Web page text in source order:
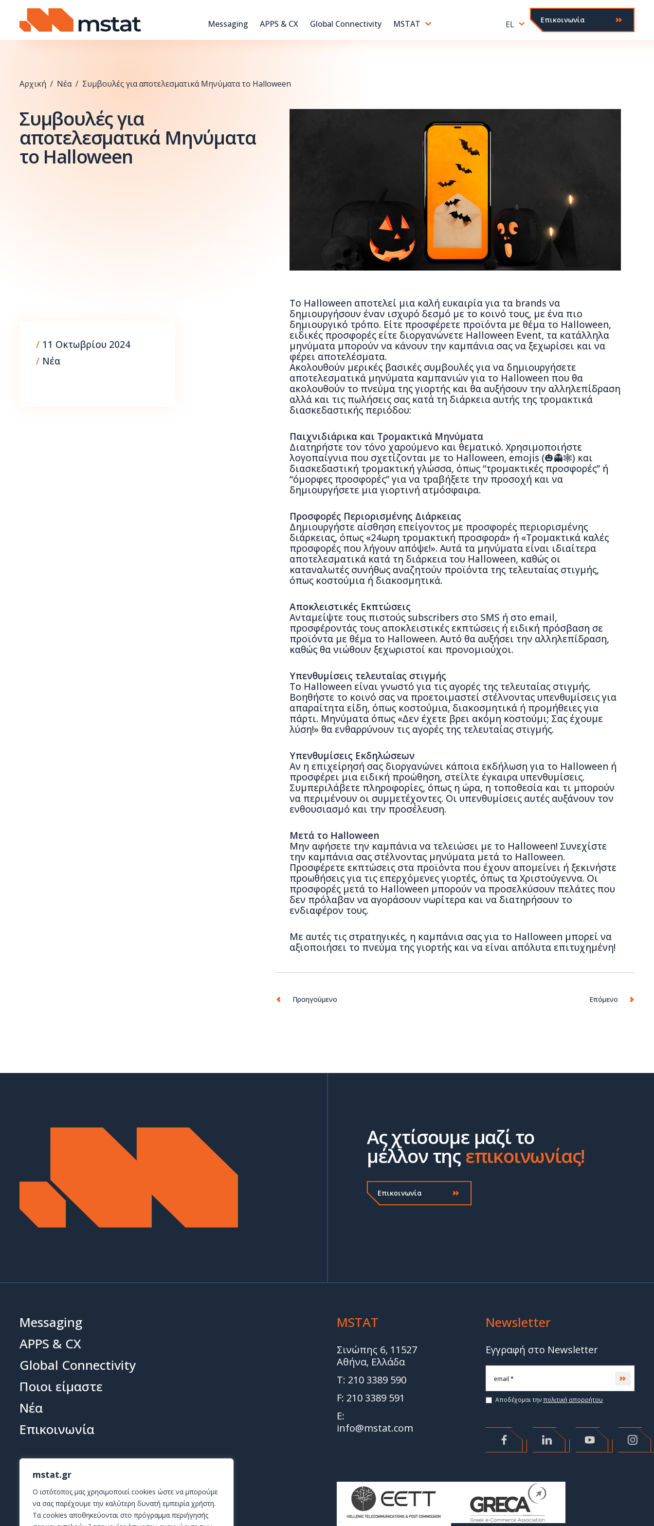
mstat.gr
O ιστότοπος μας χρησιμοποιεί cookies ώστε να μπορούμε
να σας παρέχουμε την καλύτερη δυνατή εμπειρία χρήστη.
Τα cookies αποθηκεύονται στο πρόγραμμα περιήγησής
Messaging
APPS & CX Global Connectivity MSTAT EL Επικοινωνία
Αρχική / Νέα / Συμβουλές για αποτελεσματικά Μηνύματα το Halloween
Συμβουλές για
αποτελεσματικά Μηνύματα
το Halloween
/ 11 Οκτωβρίου 20249 Σεπτεμβρίου 2025
/ Νέα
Το Halloween αποτελεί μια καλή ευκαιρία για τα brands να
δημιουργήσουν έναν ισχυρό δεσμό με το κοινό τους, με ένα πιο
δημιουργικό τρόπο. Είτε προσφέρετε προϊόντα με θέμα το Halloween,
ειδικές προσφορές είτε διοργανώνετε Halloween Event, τα κατάλληλα
μηνύματα μπορούν να κάνουν την καμπάνια σας να ξεχωρίσει και να
φέρει αποτελέσματα.
Ακολουθούν μερικές βασικές συμβουλές για να δημιουργήσετε
αποτελεσματικά μηνύματα καμπανιών για το Halloween που θα
ακολουθούν το πνεύμα της γιορτής και θα αυξήσουν την αλληλεπίδραση
αλλά και τις πωλήσεις σας κατά τη διάρκεια αυτής της τρομακτικά
διασκεδαστικής περιόδου:
Παιχνιδιάρικα και Τρομακτικά Μηνύματα
Διατηρήστε τον τόνο χαρούμενο και θεματικό. Χρησιμοποιήστε
λογοπαίγνια που σχετίζονται με το Halloween, emojis (🎃👻🕸️) και
διασκεδαστική τρομακτική γλώσσα, όπως “τρομακτικές προσφορές” ή
“όμορφες προσφορές” για να τραβήξετε την προσοχή και να
δημιουργήσετε μια γιορτινή ατμόσφαιρα.
Προσφορές Περιορισμένης Διάρκειας
Δημιουργήστε αίσθηση επείγοντος με προσφορές περιορισμένης
διάρκειας, όπως «24ωρη τρομακτική προσφορά» ή «Τρομακτικά καλές
προσφορές που λήγουν απόψε!». Αυτά τα μηνύματα είναι ιδιαίτερα
αποτελεσματικά κατά τη διάρκεια του Halloween, καθώς οι
καταναλωτές συνήθως αναζητούν προϊόντα της τελευταίας στιγμής,
όπως κοστούμια ή διακοσμητικά.
Αποκλειστικές Εκπτώσεις
Ανταμείψτε τους πιστούς subscribers στο SMS ή στο email,
προσφέροντάς τους αποκλειστικές εκπτώσεις ή ειδική πρόσβαση σε
προϊόντα με θέμα το Halloween. Αυτό θα αυξήσει την αλληλεπίδραση,
καθώς θα νιώθουν ξεχωριστοί και προνομιούχοι.
Υπενθυμίσεις τελευταίας στιγμής
Το Halloween είναι γνωστό για τις αγορές της τελευταίας στιγμής.
Βοηθήστε το κοινό σας να προετοιμαστεί στέλνοντας υπενθυμίσεις για
απαραίτητα είδη, όπως κοστούμια, διακοσμητικά ή προμήθειες για
πάρτι. Μηνύματα όπως «Δεν έχετε βρει ακόμη κοστούμι; Σας έχουμε
λύση!» θα ενθαρρύνουν τις αγορές της τελευταίας στιγμής.
Υπενθυμίσεις Εκδηλώσεων
Αν η επιχείρησή σας διοργανώνει κάποια εκδήλωση για το Halloween ή
προσφέρει μια ειδική προώθηση, στείλτε έγκαιρα υπενθυμίσεις.
Συμπεριλάβετε πληροφορίες, όπως η ώρα, η τοποθεσία και τι μπορούν
να περιμένουν οι συμμετέχοντες. Οι υπενθυμίσεις αυτές αυξάνουν τον
ενθουσιασμό και την προσέλευση.
Μετά το Halloween
Μην αφήσετε την καμπάνια να τελειώσει με το Halloween! Συνεχίστε
την καμπάνια σας στέλνοντας μηνύματα μετά το Halloween.
Προσφέρετε εκπτώσεις στα προϊόντα που έχουν απομείνει ή ξεκινήστε
προωθήσεις για τις επερχόμενες γιορτές, όπως τα Χριστούγεννα. Οι
προσφορές μετά το Halloween μπορούν να προσελκύσουν πελάτες που
δεν πρόλαβαν να αγοράσουν νωρίτερα και να διατηρήσουν το
ενδιαφέρον τους.
Με αυτές τις στρατηγικές, η καμπάνια σας για το Halloween μπορεί να
αξιοποιήσει το πνεύμα της γιορτής και να είναι απόλυτα επιτυχημένη!
Προηγούμενο Επόμενο
Ας χτίσουμε μαζί το
μέλλον της επικοινωνίας!
Επικοινωνία
Messaging
APPS & CX
Global Connectivity
Ποιοι είμαστε
Νέα
Επικοινωνία
MSTAT
Σινώπης 6, 11527
Αθήνα, Ελλάδα
T: 210 3389 590
F: 210 3389 591
E:
info@mstat.com
Newsletter
Εγγραφή στο Newsletter
Αποδέχομαι τηνπολιτική απορρήτου